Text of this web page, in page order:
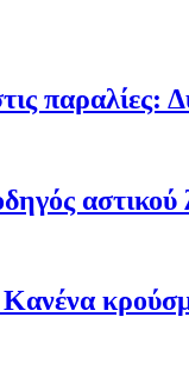
παραλίες:
Κανένα